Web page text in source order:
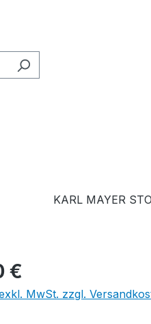
KARL MAYER
€
MwSt. zzgl.